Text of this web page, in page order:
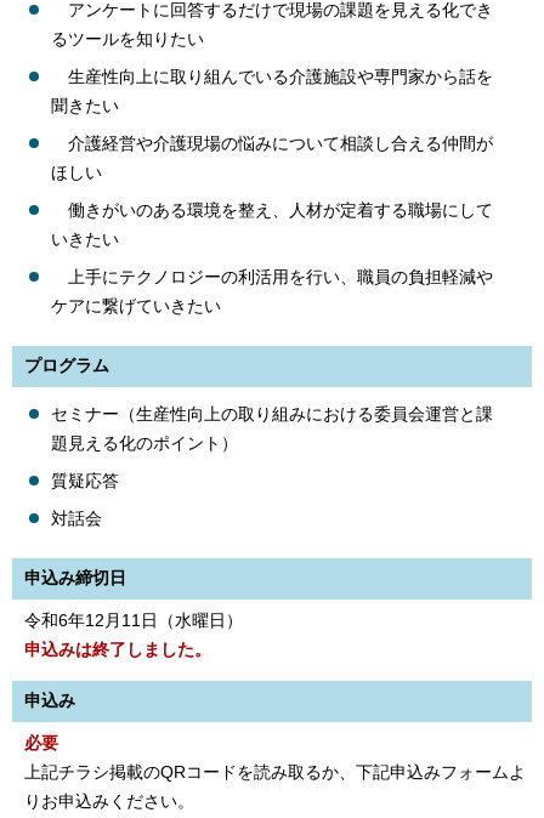
アンケートに回答するだけで現場の課題を見える化でき
るツールを知りたい
生産性向上に取り組んでいる介護施設や専門家から話を
聞きたい
介護経営や介護現場の悩みについて相談し合える仲間が
ほしい
働きがいのある環境を整え、人材が定着する職場にして
いきたい
上手にテクノロジーの利活用を行い、職員の負担軽減や
ケアに繋げていきたい
プログラム
セミナー（生産性向上の取り組みにおける委員会運営と課
題見える化のポイント）
質疑応答
対話会
申込み締切日
令和6年12月11日（水曜日）
申込みは終了しました。
申込み
必要
上記チラシ掲載のQRコードを読み取るか、下記申込みフォームよ
りお申込みください。